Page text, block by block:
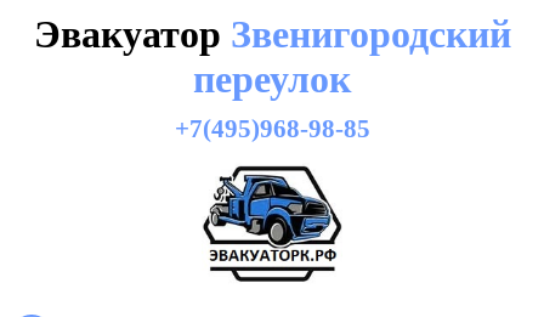
Эвакуатор Звенигородский
переулок
+7(495)968-98-85